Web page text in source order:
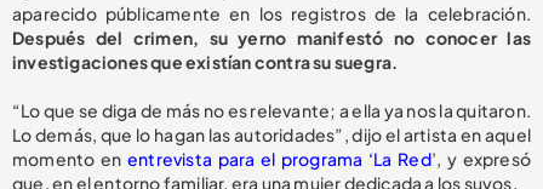
aparecido públicamente en los registros de la celebración.
Después del crimen, su yerno manifestó no conocer las
investigaciones que existían contra su suegra.
“Lo que se diga de más no es relevante; a ella ya nos la quitaron.
Lo demás, que lo hagan las autoridades”, dijo el artista en aquel
momento en entrevista para el programa ‘La Red’, y expresó
que, en el entorno familiar, era una mujer dedicada a los suyos.